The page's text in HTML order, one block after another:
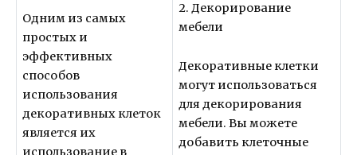
Одним из самых
простых и
эффективных
способов
использования
декоративных клеток
является их
использование в
2. Декорирование
мебели
Декоративные клетки
могут использоваться
для декорирования
мебели. Вы можете
добавить клеточные